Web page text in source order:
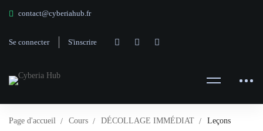
contact@cyberiahub.fr
Se connecter S'inscrire
Page d'accueil Cours DÉCOLLAGE IMMÉDIAT
Leçons